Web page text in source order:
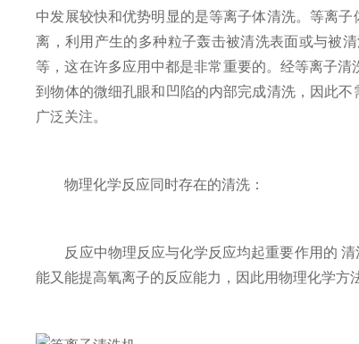
中发展较快和优势明显的是等离子体清洗。等离
离，利用产生的多种粒子轰击被清洗表面或与被
等，这在许多应用中都是非常重要的。经等离子
到物体的微细孔眼和凹陷的内部完成清洗，因此
广泛关注。
物理化学反应同时存在的清洗：
反应中物理反应与化学反应均起重要作用的 清
能又能提高氧离子的反应能力，因此用物理化学方